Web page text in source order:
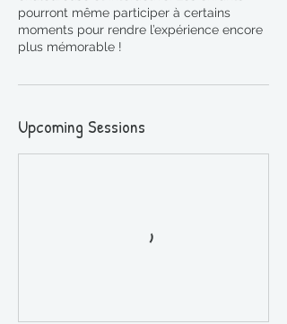
pourront même participer à certains
moments pour rendre l’expérience encore
plus mémorable !
Upcoming Sessions